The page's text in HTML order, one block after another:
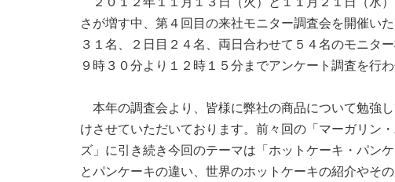
さが増す中、第４回目の来社モニター調査会を開催い
３１名、２日目２４名、両日合わせて５４名のモニタ
９時３０分より１２時１５分までアンケート調査を行
本年の調査会より、皆様に弊社の商品について勉強
けさせていただいております。前々回の「マーガリン
ズ」に引き続き今回のテーマは「ホットケーキ・パン
とパンケーキの違い、世界のホットケーキの紹介やそ